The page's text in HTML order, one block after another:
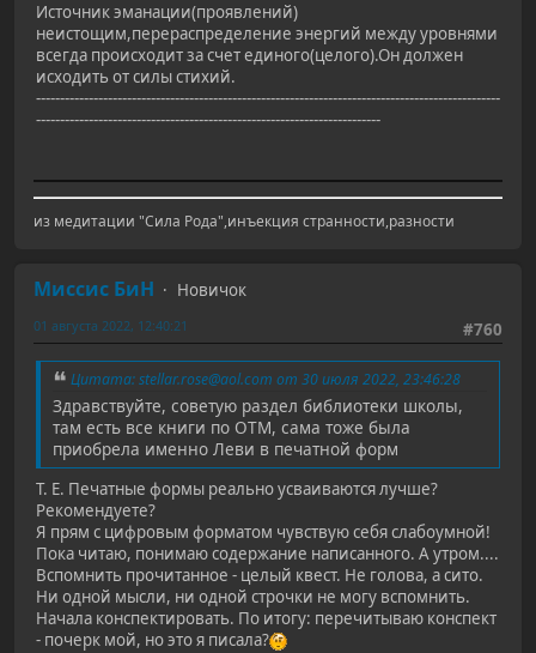
Источник эманации(проявлений)
неистощим,перераспределение энергий между уровнями
всегда происходит за счет единого(целого).Он должен
исходить от силы стихий.
-------------------------------------------------------------------------------------------------
------------------------------------------------------------------------
из медитации "Cила Рода",инъекция странности,разности
Миссис БиН
Новичок
#760
01 августа 2022, 12:40:21
Цитата: stellar.rose@aol.com от 30 июля 2022, 23:46:28
Здравствуйте, советую раздел библиотеки школы,
там есть все книги по ОТМ, сама тоже была
приобрела именно Леви в печатной форм
Т. Е. Печатные формы реально усваиваются лучше?
Рекомендуете?
Я прям с цифровым форматом чувствую себя слабоумной!
Пока читаю, понимаю содержание написанного. А утром....
Вспомнить прочитанное - целый квест. Не голова, а сито.
Ни одной мысли, ни одной строчки не могу вспомнить.
Начала конспектировать. По итогу: перечитываю конспект
- почерк мой, но это я писала?